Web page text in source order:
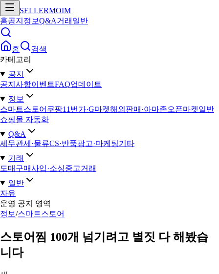
SELLERMOIM
홈공지 정보Q&A거래 일반
홈
검색
카테고리
공지
공지사항이벤트FAQ업데이트
정보
스마트스토어 쿠팡11번가·G마켓해외판매·아마존오픈마켓일반
쇼핑몰 자동화
Q&A
세무관세·물류CS·반품광고·마케팅기타
거래
도매구매사입·소싱중고거래
일반
자유
운영 공지 영역
정보/스마트스토어
스토어찜 100개 넘기려고 별짓 다 해봤습
니다